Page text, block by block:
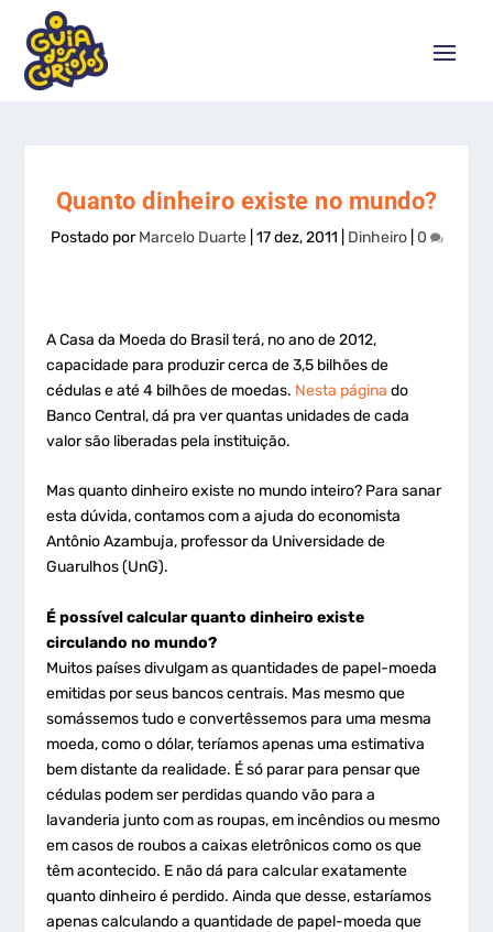
Quanto dinheiro existe no mundo?
Postado porMarcelo Duarte| 17 dez, 2011 Dinheiro| 0
A Casa da Moeda do Brasil terá, no ano de 2012,
capacidade para produzir cerca de 3,5 bilhões de
cédulas e até 4 bilhões de moedas. Nesta página do
Banco Central, dá pra ver quantas unidades de cada
valor são liberadas pela instituição.
Mas quanto dinheiro existe no mundo inteiro? Para sanar
esta dúvida, contamos com a ajuda do economista
Antônio Azambuja, professor da Universidade de
Guarulhos (UnG).
É possível calcular quanto dinheiro existe
circulando no mundo?
Muitos países divulgam as quantidades de papel-moeda
emitidas por seus bancos centrais. Mas mesmo que
somássemos tudo e convertêssemos para uma mesma
moeda, como o dólar, teríamos apenas uma estimativa
bem distante da realidade. É só parar para pensar que
cédulas podem ser perdidas quando vão para a
lavanderia junto com as roupas, em incêndios ou mesmo
em casos de roubos a caixas eletrônicos como os que
têm acontecido. E não dá para calcular exatamente
quanto dinheiro é perdido. Ainda que desse, estaríamos
apenas calculando a quantidade de papel-moeda que